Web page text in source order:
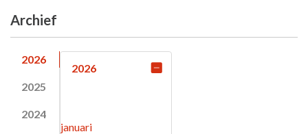
Archief
2026
2025
2024
2026
januari